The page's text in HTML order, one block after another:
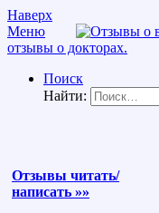
Наверх
Меню
отзывы о докторах.
Поиск
Найти:
Отзывы читать/
написать »»